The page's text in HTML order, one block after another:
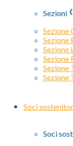
Sezioni
Sezione
Sezione
Sezione
Sezione
Sezione
Sezione
Soci
Soci